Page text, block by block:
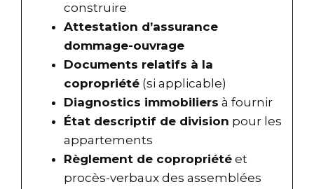
construire
Attestation d’assurance
dommage-ouvrage
Documents relatifs à la
copropriété(si applicable)
Diagnostics immobiliers à fournir
État descriptif de division pour les
appartements
Règlement de copropriétéet
procès-verbaux des assemblées